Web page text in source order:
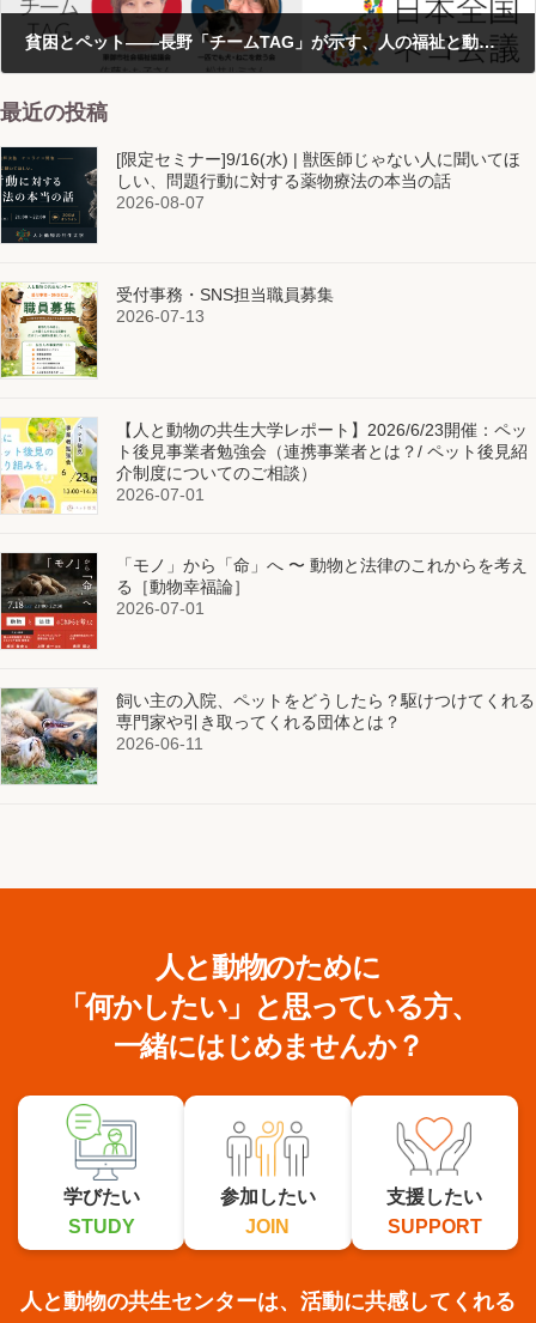
貧困とペット——長野「チームTAG」が示す、人の福祉と動物愛護をつなぐ支援の形［日本全国ネコ会議］
最近の投稿
[限定セミナー]9/16(水) | 獣医師じゃない人に聞いてほ
しい、問題行動に対する薬物療法の本当の話
2026-08-07
受付事務・SNS担当職員募集
2026-07-13
【人と動物の共生大学レポート】2026/6/23開催：ペッ
ト後見事業者勉強会（連携事業者とは？/ ペット後見紹
介制度についてのご相談）
2026-07-01
「モノ」から「命」へ 〜 動物と法律のこれからを考え
る［動物幸福論］
2026-07-01
飼い主の入院、ペットをどうしたら？駆けつけてくれる
専門家や引き取ってくれる団体とは？
2026-06-11
人と動物のために
「何かしたい」と思っている方、
一緒にはじめませんか？
学びたい
STUDY
参加したい
JOIN
支援したい
SUPPORT
人と動物の共生センターは、活動に共感してくれる